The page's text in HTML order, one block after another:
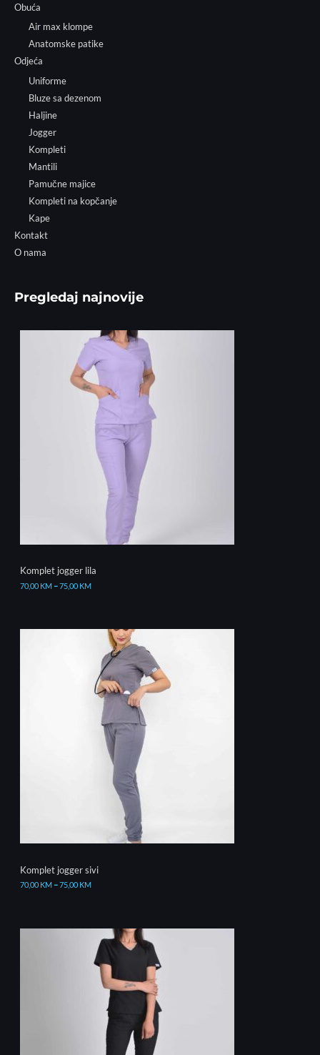
Obuća
Air max klompe
Anatomske patike
Odjeća
Uniforme
Bluze sa dezenom
Haljine
Jogger
Kompleti
Mantili
Pamučne majice
Kompleti na kopčanje
Kape
Kontakt
O nama
Pregledaj najnovije
Komplet jogger lila
70,00 KM–75,00 KM
Komplet jogger sivi
70,00 KM–75,00 KM